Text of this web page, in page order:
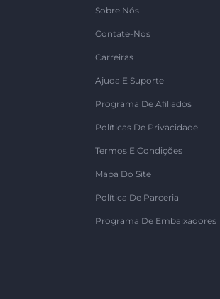
Sobre Nós
Contate-Nos
Carreiras
Ajuda E Suporte
Programa De Afiliados
Políticas De Privacidade
Termos E Condições
Mapa Do Site
Política De Parceria
Programa De Embaixadores